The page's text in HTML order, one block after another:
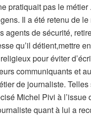
pratiquait pas le métier
Il a été retenu de le
agents de sécurité,
qu’il détient,mettre
pour éviter
communiquants et
de journaliste.
Michel Pivi à l’issue
quant à lui a